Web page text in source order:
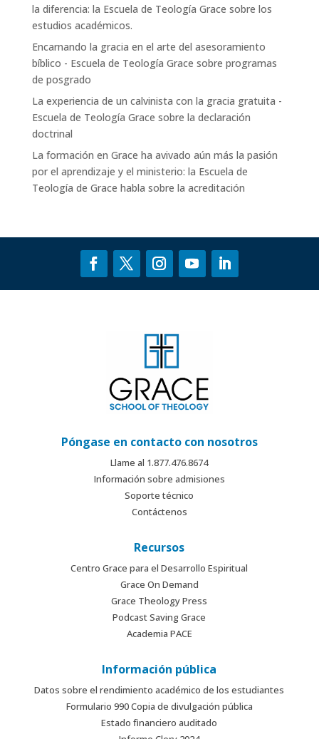
la diferencia: la Escuela de Teología Grace sobre los
estudios académicos.
Encarnando la gracia en el arte del asesoramiento
bíblico - Escuela de Teología Grace sobre programas
de posgrado
La experiencia de un calvinista con la gracia gratuita -
Escuela de Teología Grace sobre la declaración
doctrinal
La formación en Grace ha avivado aún más la pasión
por el aprendizaje y el ministerio: la Escuela de
Teología de Grace habla sobre la acreditación
Póngase en contacto con nosotros
Llame al 1.877.476.8674
Información sobre admisiones
Soporte técnico
Contáctenos
Recursos
Centro Grace para el Desarrollo Espiritual
Grace On Demand
Grace Theology Press
Podcast Saving Grace
Academia PACE
Información pública
Datos sobre el rendimiento académico de los estudiantes
Formulario 990 Copia de divulgación pública
Estado financiero auditado